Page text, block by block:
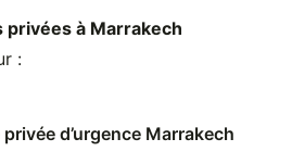
privées à Marrakech
:
d’urgence Marrakech